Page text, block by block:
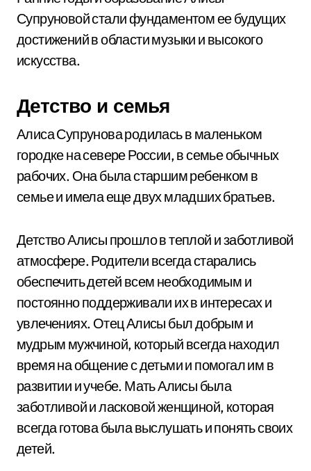
Супруновой стали фундаментом ее будущих
достижений в области музыки и высокого
искусства.
Детство и семья
Алиса Супрунова родилась в маленьком
городке на севере России, в семье обычных
рабочих. Она была старшим ребенком в
семье и имела еще двух младших братьев.
Детство Алисы прошло в теплой и заботливой
атмосфере. Родители всегда старались
обеспечить детей всем необходимым и
постоянно поддерживали их в интересах и
увлечениях. Отец Алисы был добрым и
мудрым мужчиной, который всегда находил
время на общение с детьми и помогал им в
развитии и учебе. Мать Алисы была
заботливой и ласковой женщиной, которая
всегда готова была выслушать и понять своих
детей.